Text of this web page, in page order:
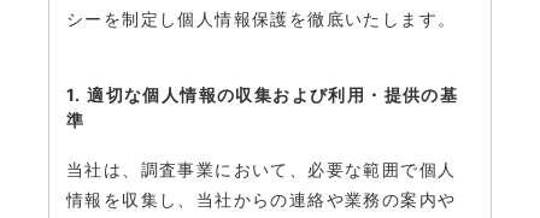
シーを制定し個人情報保護を徹底いたします。
1. 適切な個人情報の収集および利用・提供の基
準
当社は、調査事業において、必要な範囲で個人
情報を収集し、当社からの連絡や業務の案内や